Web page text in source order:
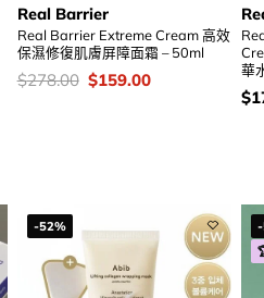
Real Barrier
Real Barrier Extreme Cream 高效
保濕修復肌膚屏障面霜 – 50ml
價
$278.00 Original
$159.00Current
華
價
$
-52%